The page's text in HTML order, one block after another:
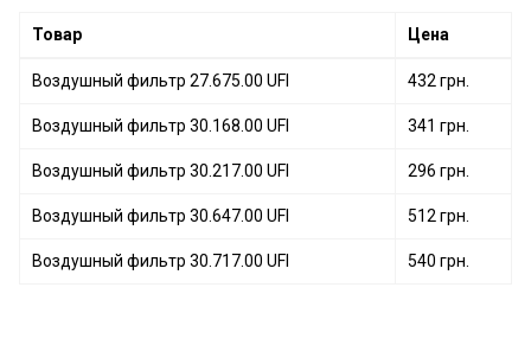
Товар Цена
Воздушный фильтр 27.675.00 UFI 432 грн.
Воздушный фильтр 30.168.00 UFI 341 грн.
Воздушный фильтр 30.217.00 UFI 296 грн.
Воздушный фильтр 30.647.00 UFI 512 грн.
Воздушный фильтр 30.717.00 UFI 540 грн.